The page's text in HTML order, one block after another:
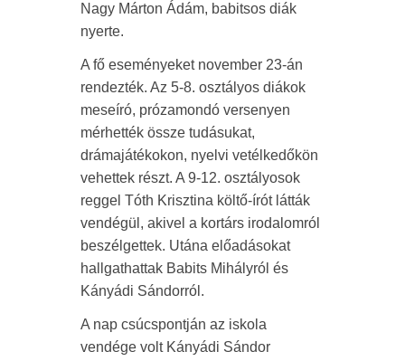
Nagy Márton Ádám, babitsos diák
nyerte.
A fő eseményeket november 23-án
rendezték. Az 5-8. osztályos diákok
meseíró, prózamondó versenyen
mérhették össze tudásukat,
drámajátékokon, nyelvi vetélkedőkön
vehettek részt. A 9-12. osztályosok
reggel Tóth Krisztina költő-írót látták
vendégül, akivel a kortárs irodalomról
beszélgettek. Utána előadásokat
hallgathattak Babits Mihályról és
Kányádi Sándorról.
A nap csúcspontján az iskola
vendége volt Kányádi Sándor